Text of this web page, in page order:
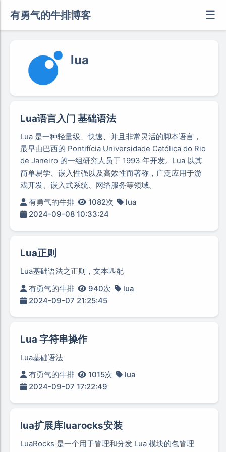
有勇气的牛排博客 ☰
lua
Lua语言入门 基础语法
Lua 是一种轻量级、快速、并且非常灵活的脚本语言，
最早由巴西的 Pontifícia Universidade Católica do Rio
de Janeiro 的一组研究人员于 1993 年开发。Lua 以其
简单易学、嵌入性强以及高效性而著称，广泛应用于游
戏开发、嵌入式系统、网络服务等领域。
有勇气的牛排
1082次
lua
2024-09-08 10:33:24
Lua正则
Lua基础语法之正则，文本匹配
有勇气的牛排
940次
lua
2024-09-07 21:25:45
Lua 字符串操作
Lua基础语法
有勇气的牛排
1015次
lua
2024-09-07 17:22:49
lua扩展库luarocks安装
LuaRocks 是一个用于管理和分发 Lua 模块的包管理